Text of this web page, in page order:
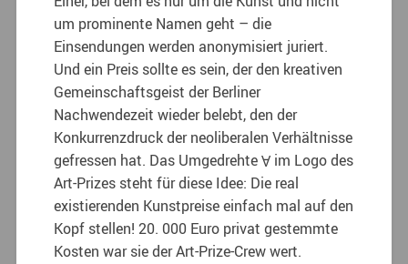
um prominente Namen geht – die
Einsendungen werden anonymisiert juriert.
Und ein Preis sollte es sein, der den kreativen
Gemeinschaftsgeist der Berliner
Nachwendezeit wieder belebt, den der
Konkurrenzdruck der neoliberalen Verhältnisse
gefressen hat. Das Umgedrehte Ɐ im Logo des
Art-Prizes steht für diese Idee: Die real
existierenden Kunstpreise einfach mal auf den
Kopf stellen!20. 000 Euro privat gestemmte
Kosten war sie der Art-Prize-Crew wert.